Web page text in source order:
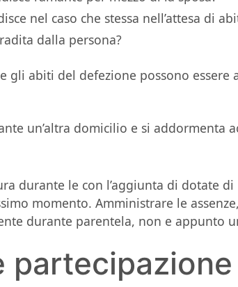
nel caso che stessa nell’attesa di
dalla persona?
gli abiti del defezione possono
un’altra domicilio e si addormenta
durante le con l’aggiunta di dotate
momento. Amministrare le
durante parentela, non e appunto